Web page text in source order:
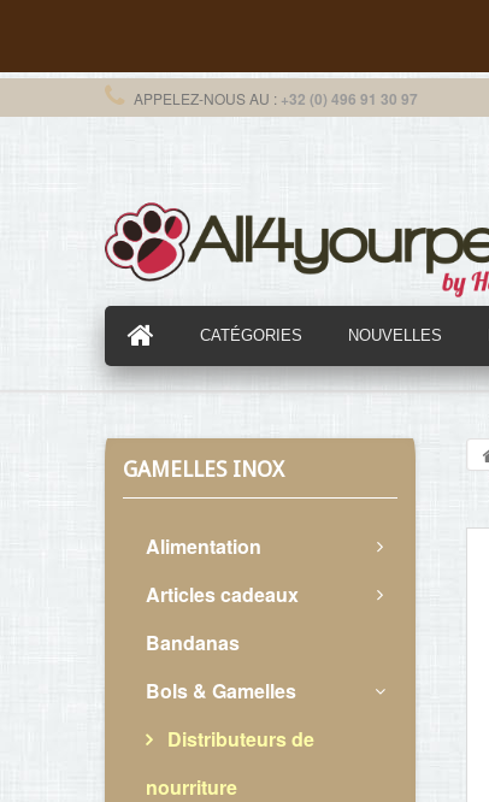
APPELEZ-NOUS AU : +32 (0) 496 91 30 97
CATÉGORIES NOUVELLES
GAMELLES INOX
Alimentation
Articles cadeaux
Bandanas
Bols & Gamelles
Distributeurs de
nourriture